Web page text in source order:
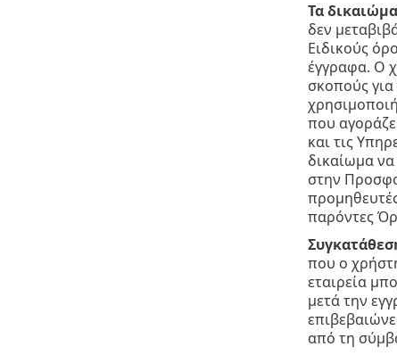
Τα
δεν
Ειδικούς
έγγραφα. Ο
σκοπούς
που
και τις
δικαίωμα
στην
παρόντες
που ο
εταιρεία
μετά την
από τη